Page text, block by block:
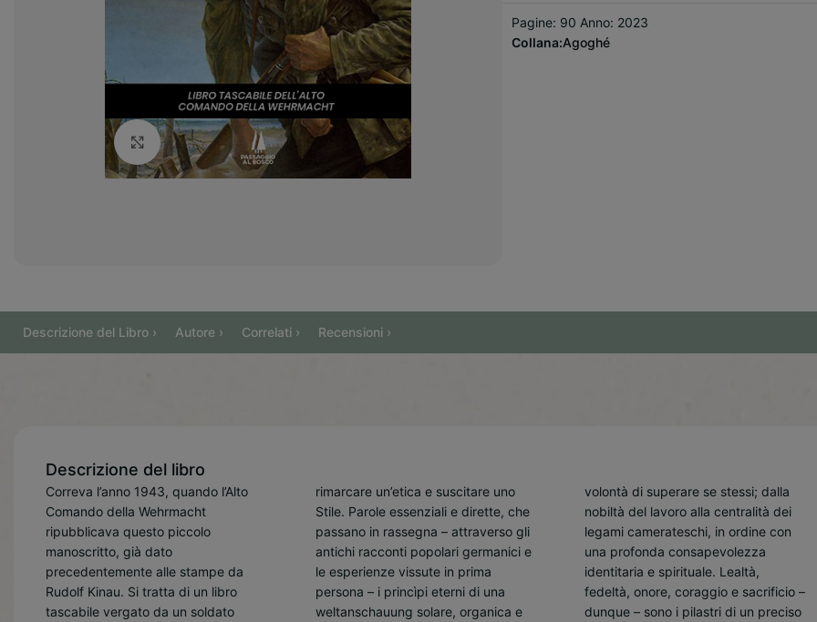
Clicca per ingrandire
Pagine: 90 Anno: 2023
Collana:Agoghé
Descrizione del Libro › Autore › Correlati › Recensioni ›
Descrizione del libro
Correva l’anno 1943, quando l’Alto
Comando della Wehrmacht
ripubblicava questo piccolo
manoscritto, già dato
precedentemente alle stampe da
Rudolf Kinau. Si tratta di un libro
tascabile vergato da un soldato
rimarcare un’etica e suscitare uno
Stile. Parole essenziali e dirette, che
passano in rassegna – attraverso gli
antichi racconti popolari germanici e
le esperienze vissute in prima
persona – i princìpi eterni di una
weltanschauung solare, organica e
volontà di superare se stessi; dalla
nobiltà del lavoro alla centralità dei
legami camerateschi, in ordine con
una profonda consapevolezza
identitaria e spirituale. Lealtà,
fedeltà, onore, coraggio e sacrificio –
dunque – sono i pilastri di un preciso